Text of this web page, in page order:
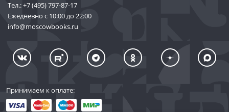
Тел.:+7 (495) 797-87-17
Ежедневно с 10:00 до 22:00
info@moscowbooks.ru
Принимаем к оплате: